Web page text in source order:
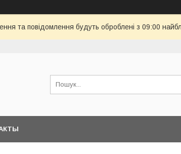
та повідомлення будуть оброблені з 09:00